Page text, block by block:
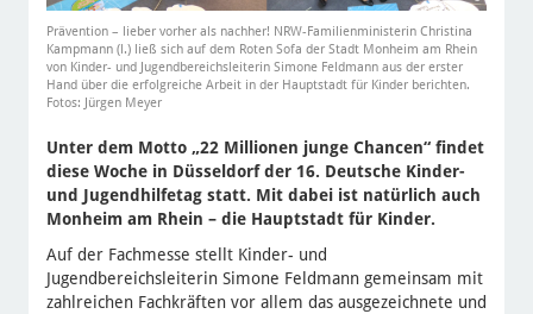
Prävention – lieber vorher als nachher! NRW-Familienministerin Christina
Kampmann (l.) ließ sich auf dem Roten Sofa der Stadt Monheim am Rhein
von Kinder- und Jugendbereichsleiterin Simone Feldmann aus der erster
Hand über die erfolgreiche Arbeit in der Hauptstadt für Kinder berichten.
Fotos: Jürgen Meyer
Unter dem Motto „22 Millionen junge Chancen“ findet
diese Woche in Düsseldorf der 16. Deutsche Kinder-
und Jugendhilfetag statt. Mit dabei ist natürlich auch
Monheim am Rhein – die Hauptstadt für Kinder.
Auf der Fachmesse stellt Kinder- und
Jugendbereichsleiterin Simone Feldmann gemeinsam mit
zahlreichen Fachkräften vor allem das ausgezeichnete und